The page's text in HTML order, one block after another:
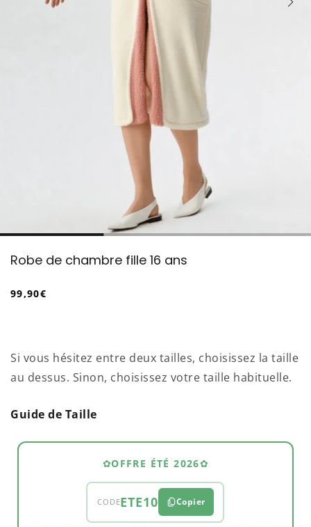
Robe de chambre fille 16 ans
99,90€
/
Si vous hésitez entre deux tailles, choisissez la taille
au dessus. Sinon, choisissez votre taille habituelle.
Guide de Taille
✿OFFRE ÉTÉ 2026✿
CODEETE10 Copier